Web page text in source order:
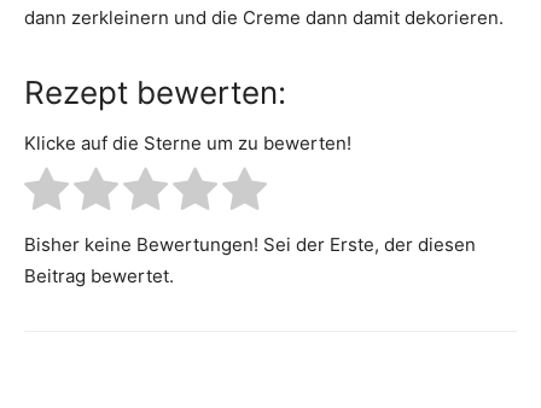
dann zerkleinern und die Creme dann damit dekorieren.
Rezept bewerten:
Klicke auf die Sterne um zu bewerten!
Bisher keine Bewertungen! Sei der Erste, der diesen
Beitrag bewertet.